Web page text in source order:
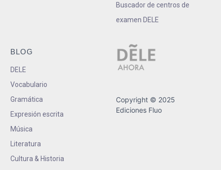
Buscador de centros de
examen DELE
BLOG
DELE
Vocabulario
Gramática
Expresión escrita
Música
Literatura
Cultura & Historia
Copyright © 2025
Ediciones Fluo